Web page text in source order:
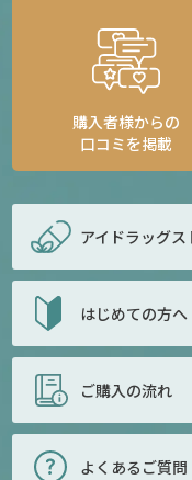
購入者様からの
口コミを掲載
アイドラッグス
はじめての方へ
ご購入の流れ
よくあるご質問